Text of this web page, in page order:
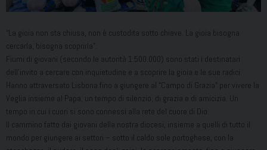
“La gioia non sta chiusa, non è custodita sotto chiave. La gioia bisogna
cercarla, bisogna scoprirla”.
Fiumi di giovani (secondo le autorità 1.500.000) sono stati i destinatari
dell’invito a cercare con inquietudine e a scoprire la gioia e le sue radici.
Hanno attraversato Lisbona fino a giungere al “Campo di Grazia” per vivere la
Veglia insieme al Papa, un tempo di silenzio, di grazia e di amicizia. Un
tempo in cui i cuori si sono connessi alla rete del cuore di Dio.
Il cammino fatto dai giovani della nostra diocesi, insieme a quelli di tutto il
mondo per giungere ai settori – sotto il caldo sole portoghese, con la